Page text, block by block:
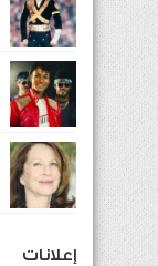
إعلانات